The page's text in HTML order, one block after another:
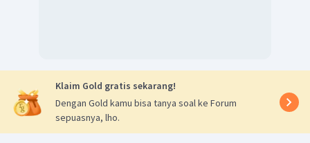
Klaim Gold gratis sekarang!
Dengan Gold kamu bisa tanya soal ke Forum
sepuasnya, lho.